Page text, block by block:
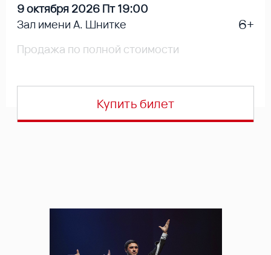
9 октября 2026 Пт 19:00
Зал имени А. Шнитке
6+
Продажа по полной стоимости
Купить билет